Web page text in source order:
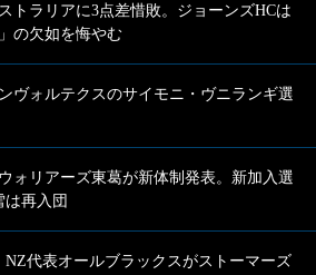
トラリアに3点差惜敗。ジョーンズHCは
の欠如を悔やむ
ヴォルテクスのサイモニ・ヴニランギ選
ォリアーズ東葛が新体制発表。新加入選
は再入団
NZ代表オールブラックスがストーマーズ